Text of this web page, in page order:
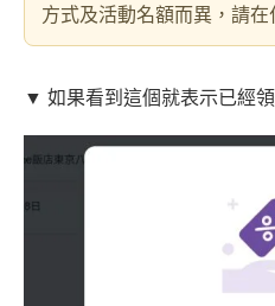
方式及活動名額而異，請在
▼ 如果看到這個就表示已經領